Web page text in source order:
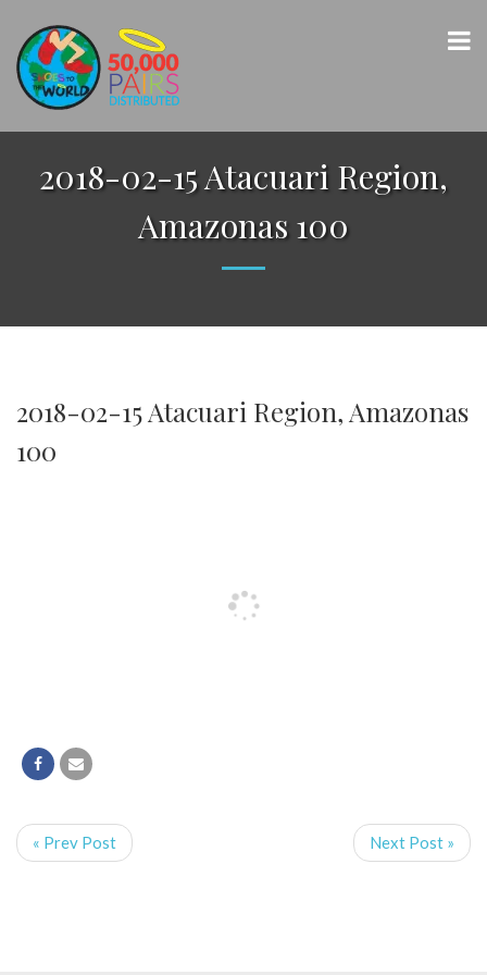
2018-02-15 Atacuari Region,
Amazonas 100
2018-02-15 Atacuari Region, Amazonas
100
« Prev Post Next Post »